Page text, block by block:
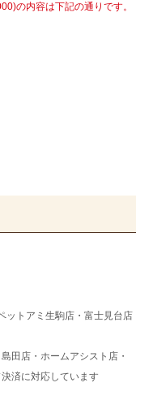
の内容は下記の通りです。
ットアミ生駒店・富士見台店
田店・ホームアシスト店・
済に対応しています